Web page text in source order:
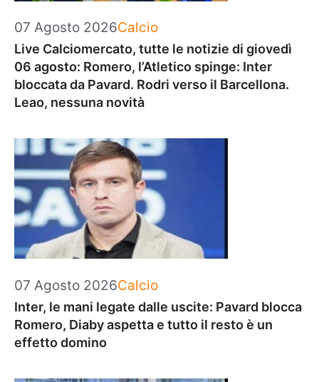
07 Agosto 2026Categorie
Calcio
Live Calciomercato, tutte le notizie di giovedì
06 agosto: Romero, l’Atletico spinge: Inter
bloccata da Pavard. Rodri verso il Barcellona.
Leao, nessuna novità
07 Agosto 2026Categorie
Calcio
Inter, le mani legate dalle uscite: Pavard blocca
Romero, Diaby aspetta e tutto il resto è un
effetto domino